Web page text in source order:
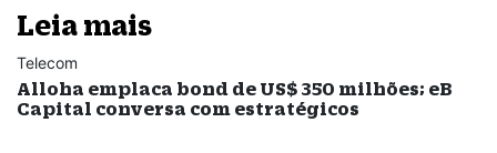
Leia mais
Telecom
Alloha emplaca bond de US$ 350 milhões; eB
Capital conversa com estratégicos